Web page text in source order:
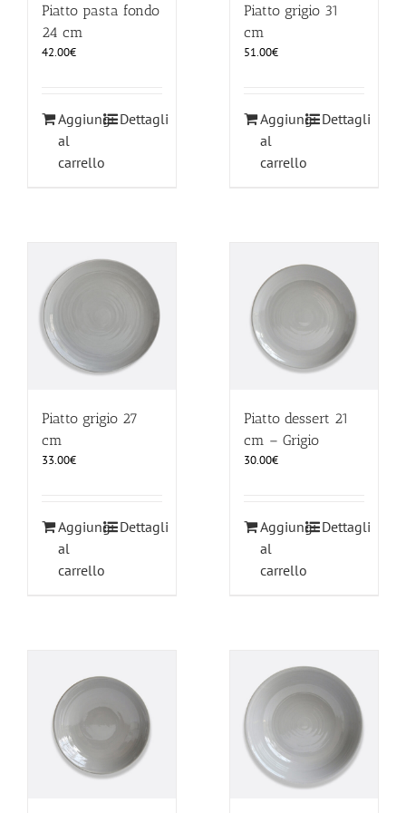
Piatto pasta fondo
24 cm
42.00€
Aggiungi
al
carrello
Dettagli
Piatto grigio 31
cm
51.00€
Aggiungi
al
carrello
Dettagli
Piatto grigio 27
cm
33.00€
Aggiungi
al
carrello
Dettagli
Piatto dessert 21
cm – Grigio
30.00€
Aggiungi
al
carrello
Dettagli